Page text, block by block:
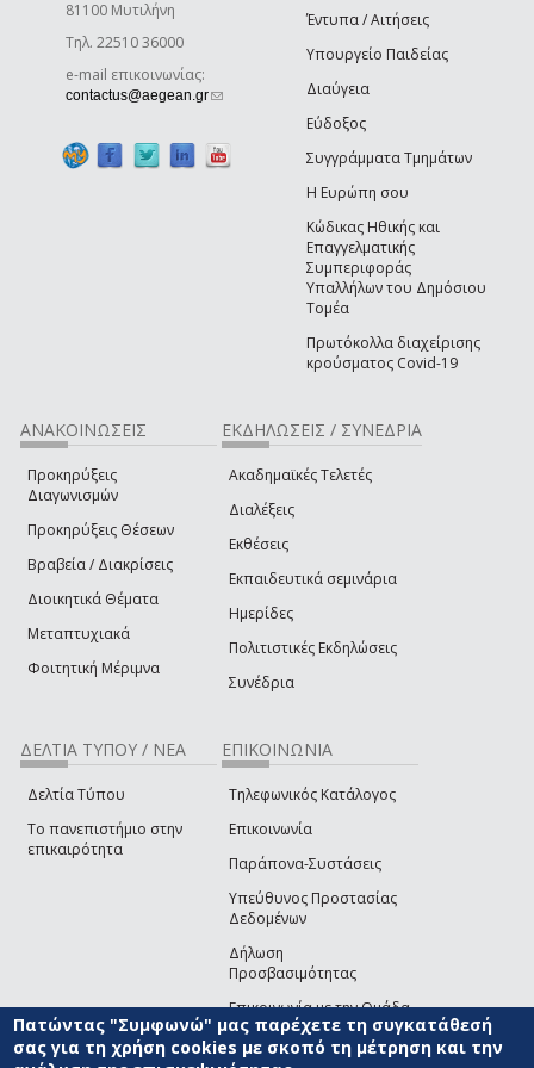
81100 Μυτιλήνη
Τηλ. 22510 36000
e-mail επικοινωνίας:
contactus@aegean.gr(link sends e-mail)
Έντυπα / Αιτήσεις
Υπουργείο Παιδείας
Διαύγεια
Εύδοξος
Συγγράμματα Τμημάτων
Η Ευρώπη σου
Κώδικας Ηθικής και
Επαγγελματικής
Συμπεριφοράς
Υπαλλήλων του Δημόσιου
Τομέα
Πρωτόκολλα διαχείρισης
κρούσματος Covid-19
ΑΝΑΚΟΙΝΩΣΕΙΣ
Προκηρύξεις
Διαγωνισμών
Προκηρύξεις Θέσεων
Βραβεία / Διακρίσεις
Διοικητικά Θέματα
Μεταπτυχιακά
Φοιτητική Μέριμνα
ΕΚΔΗΛΩΣΕΙΣ / ΣΥΝΕΔΡΙΑ
Ακαδημαϊκές Τελετές
Διαλέξεις
Εκθέσεις
Εκπαιδευτικά σεμινάρια
Ημερίδες
Πολιτιστικές Εκδηλώσεις
Συνέδρια
ΔΕΛΤΙΑ ΤΥΠΟΥ / ΝΕΑ
Δελτία Τύπου
Το πανεπιστήμιο στην
επικαιρότητα
ΕΠΙΚΟΙΝΩΝΙΑ
Τηλεφωνικός Κατάλογος
Επικοινωνία
Παράπονα-Συστάσεις
Υπεύθυνος Προστασίας
Δεδομένων
Δήλωση
Προσβασιμότητας
Επικοινωνία με την Ομάδα
Ανάπτυξης του site(link sends e-mail)
Πατώντας "Συμφωνώ" μας παρέχετε τη συγκατάθεσή
σας για τη χρήση cookies με σκοπό τη μέτρηση και την